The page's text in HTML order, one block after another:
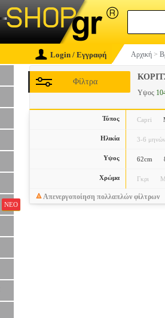
Login / Εγγραφή Αρχική >
ΝΕΟ
Φίλτρα
Υψος
Τύπος Capri
Ηλικία 3-6 μηνών
Υψος 62cm
Χρώμα Γκρι
Απενεργοποίηση πολλαπλών φίλτρων